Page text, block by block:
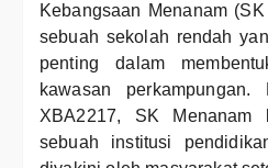
Kebangsaan Menanam
sebuah sekolah rendah
penting dalam
kawasan
XBA2217, SK Menanam
sebuah institusi